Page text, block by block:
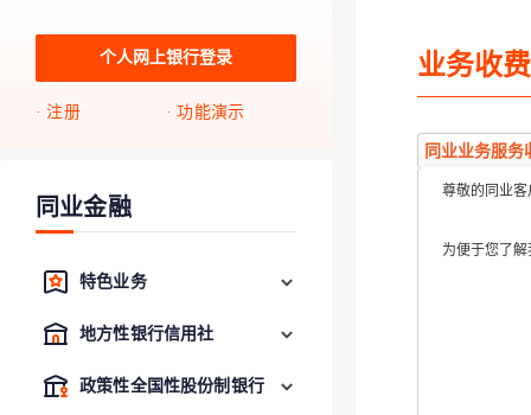
关于平安银行电子版信用卡更名为平安银行数字信用卡的公告
个人网上银行登录
注册 功能演示
同业金融
特色业务
地方性银行信用社
政策性全国性股份制银行
业务收
同业业务服务
尊敬的同业客
为便于您了